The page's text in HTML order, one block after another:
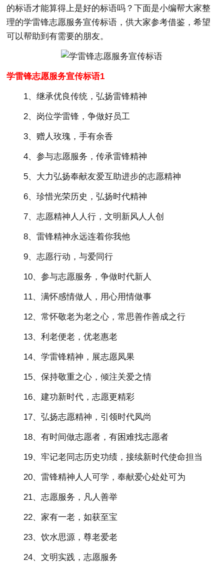
的标语才能算得上是好的标语吗？下面是小编帮大家整
理的学雷锋志愿服务宣传标语，供大家参考借鉴，希望
可以帮助到有需要的朋友。
学雷锋志愿服务宣传标语1
1、继承优良传统，弘扬雷锋精神
2、岗位学雷锋，争做好员工
3、赠人玫瑰，手有余香
4、参与志愿服务，传承雷锋精神
5、大力弘扬奉献友爱互助进步的志愿精神
6、珍惜光荣历史，弘扬时代精神
7、志愿精神人人行，文明新风人人创
8、雷锋精神永远连着你我他
9、志愿行动，与爱同行
10、参与志愿服务，争做时代新人
11、满怀感情做人，用心用情做事
12、常怀敬老为老之心，常思善作善成之行
13、利老便老，优老惠老
14、学雷锋精神，展志愿凤果
15、保持敬重之心，倾注关爱之情
16、建功新时代，志愿更精彩
17、弘扬志愿精神，引领时代凤尚
18、有时间做志愿者，有困难找志愿者
19、牢记老同志历史功绩，接续新时代使命担当
20、雷锋精神人人可学，奉献爱心处处可为
21、志愿服务，凡人善举
22、家有一老，如获至宝
23、饮水思源，尊老爱老
24、文明实践，志愿服务